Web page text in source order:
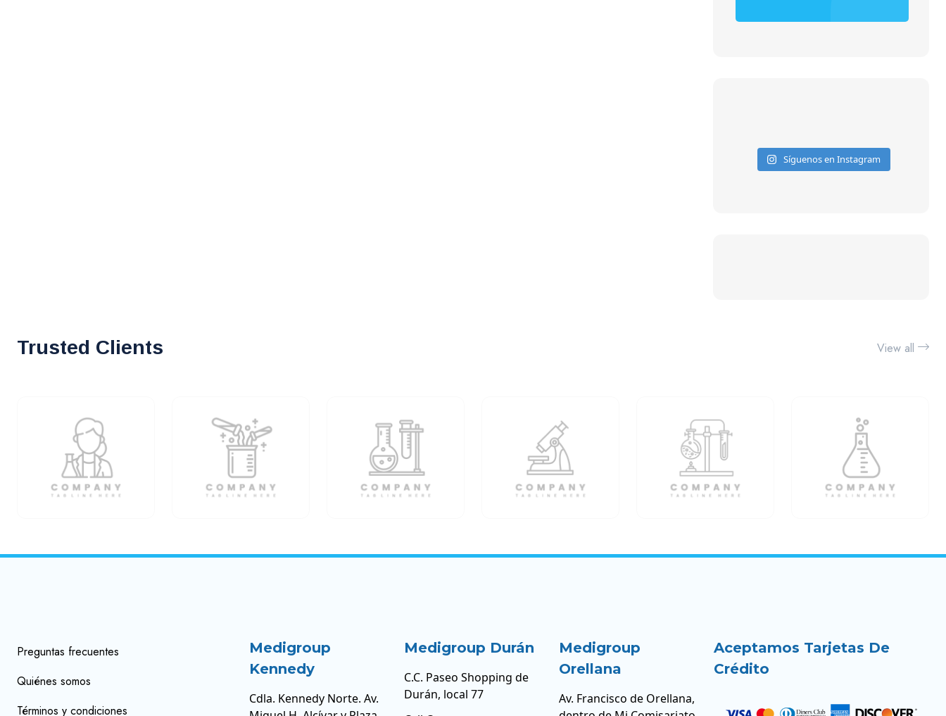
Síguenos en Instagram
Trusted Clients View all
Preguntas frecuentes
Quiénes somos
Términos y condiciones
Medigroup
Kennedy
Cdla. Kennedy Norte. Av.
Medigroup Durán
C.C. Paseo Shopping de
Durán, local 77
Medigroup
Orellana
Av. Francisco de Orellana,
Aceptamos Tarjetas De
Crédito